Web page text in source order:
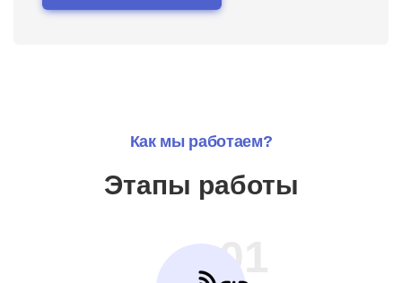
Как мы работаем?
Этапы работы
01